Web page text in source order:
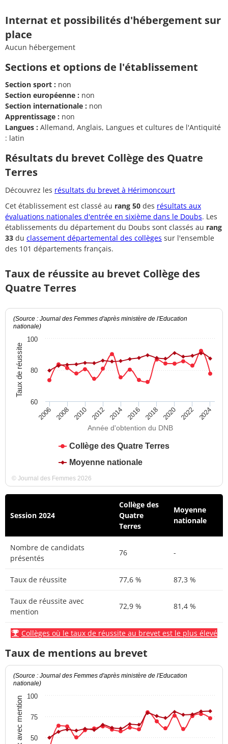
Internat et possibilités d'hébergement sur
place
Aucun hébergement
Sections et options de l'établissement
Section sport : non
Section européenne : non
Section internationale : non
Apprentissage : non
Langues : Allemand, Anglais, Langues et cultures de l'Antiquité
: latin
Résultats du brevet Collège des Quatre
Terres
Découvrez les résultats du brevet à Hérimoncourt
Cet établissement est classé au rang 50 des résultats aux
évaluations nationales d'entrée en sixième dans le Doubs. Les
établissements du département du Doubs sont classés au rang
33 du classement départemental des collèges sur l'ensemble
des 101 départements français.
Taux de réussite au brevet Collège des
Quatre Terres
Année d'obtention du DNB
Taux de réussite
(Source : Journal des Femmes d'après ministère de l'Education
nationale)
Collège des Quatre Terres
Moyenne nationale
2006 2008 2010 2012 2014 2016 2018 2020 2022 2024
80
100
60
© Journal des Femmes 2026
Session 2024
Collège des
Quatre
Terres
Moyenne
nationale
Nombre de candidats
présentés
76 -
Taux de réussite 77,6 % 87,3 %
Taux de réussite avec
mention
72,9 % 81,4 %
Collèges où le taux de réussite au brevet est le plus élevé
Taux de mentions au brevet
Taux avec mention
(Source : Journal des Femmes d'après ministère de l'Education
nationale)
50
75
100